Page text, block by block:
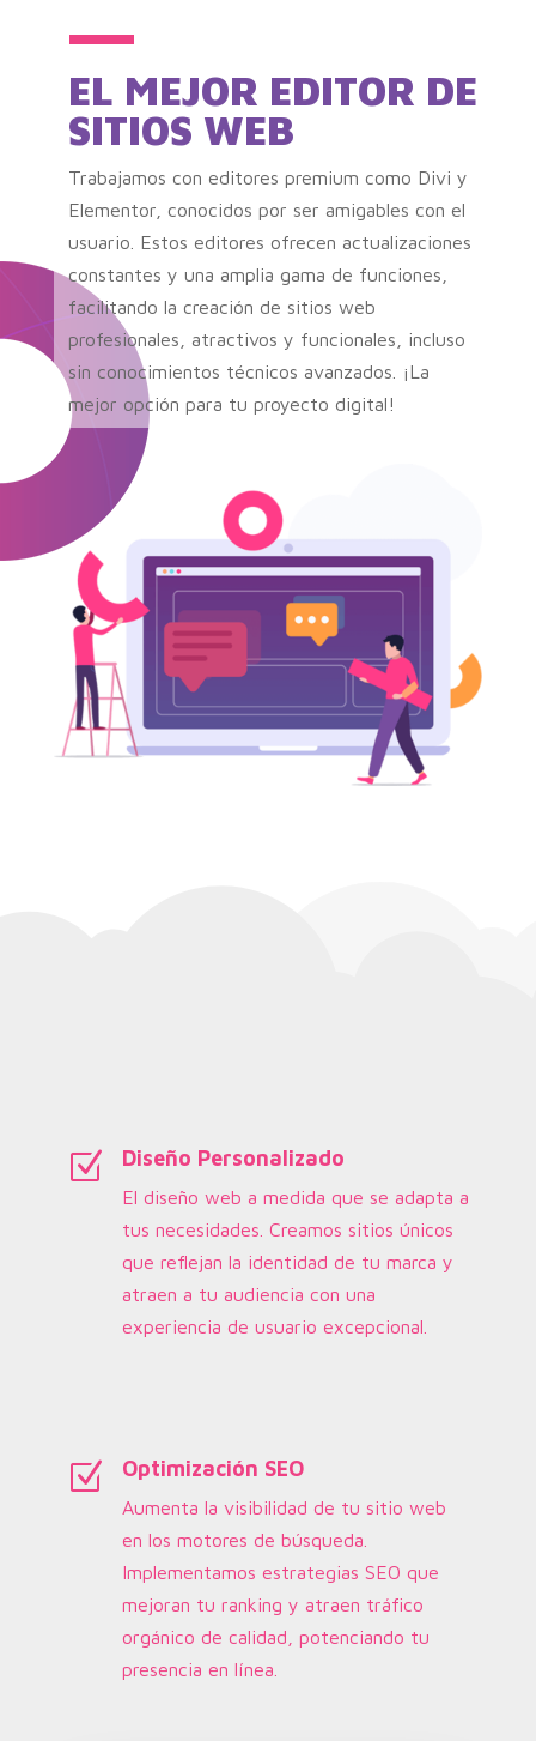
EL MEJOR EDITOR DE
SITIOS WEB
Trabajamos con editores premium como Divi y
Elementor, conocidos por ser amigables con el
usuario. Estos editores ofrecen actualizaciones
constantes y una amplia gama de funciones,
facilitando la creación de sitios web
profesionales, atractivos y funcionales, incluso
sin conocimientos técnicos avanzados. ¡La
mejor opción para tu proyecto digital!
Z Diseño Personalizado
El diseño web a medida que se adapta a
tus necesidades. Creamos sitios únicos
que reflejan la identidad de tu marca y
atraen a tu audiencia con una
experiencia de usuario excepcional.
Z Optimización SEO
Aumenta la visibilidad de tu sitio web
en los motores de búsqueda.
Implementamos estrategias SEO que
mejoran tu ranking y atraen tráfico
orgánico de calidad, potenciando tu
presencia en línea.